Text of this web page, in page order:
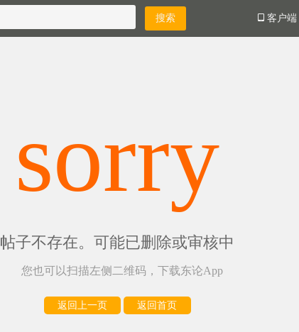
客户端
sorry
帖子不存在。可能已删除或审核中
您也可以扫描左侧二维码，下载东论App
返回上一页 返回首页